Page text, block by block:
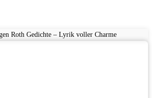
Roth Gedichte – Lyrik voller Charme